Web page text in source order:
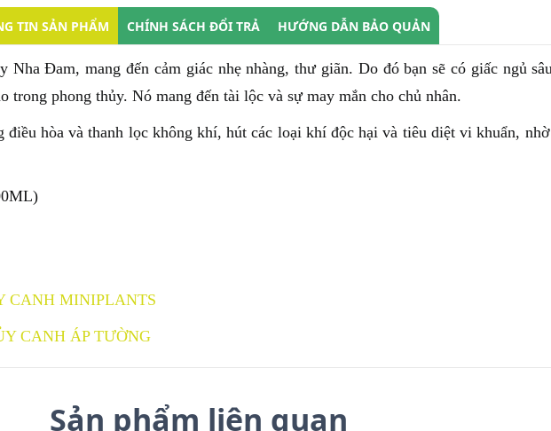
TIN SẢN PHẨM CHÍNH SÁCH ĐỔI TRẢ HƯỚNG DẪN BẢO QUẢN
Đam, mang đến cảm giác nhẹ nhàng, thư giãn. Do đó bạn sẽ có giấc ngủ
phong thủy. Nó mang đến tài lộc và sự may mắn cho chủ nhân.
hòa và thanh lọc không khí, hút các loại khí độc hại và tiêu diệt vi khuẩn,
CANH MINIPLANTS
CANH ÁP TƯỜNG
Sản phẩm liên quan